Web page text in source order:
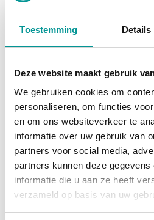
Toestemming Details
Deze website maakt gebruik
We gebruiken cookies om
personaliseren, om functies
en om ons websiteverkeer te
informatie over uw gebruik van
partners voor social media,
partners kunnen deze
informatie die u aan ze heeft
verzameld op basis van uw
BTW
Handgeschakeld - 174km -
€402.21/maand
72 maanden
Deze auto